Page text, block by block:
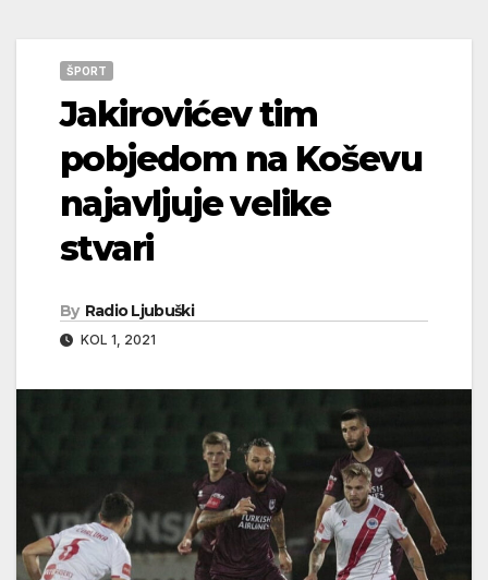
ŠPORT
Jakirovićev tim
pobjedom na Koševu
najavljuje velike
stvari
By Radio Ljubuški
KOL 1, 2021